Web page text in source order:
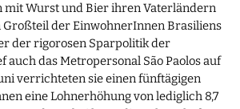
mit Wurst und Bier ihren Vaterländern
Großteil der EinwohnerInnen Brasiliens
der rigorosen Sparpolitik der
auch das Metropersonal São Paolos auf
verrichteten sie einen fünftägigen
eine Lohnerhöhung von lediglich 8,7